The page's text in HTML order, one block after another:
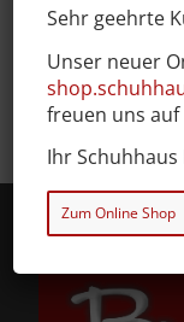
Sehr geehrte
Unser neuer
freuen uns auf
Ihr Schuhhaus
Zum Online Shop